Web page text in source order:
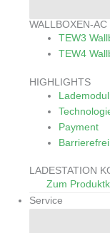
WALLBOXEN-AC
TEW3
TEW4
HIGHLIGHTS
Lademodul
Payment
LADESTATION
Zum
Service